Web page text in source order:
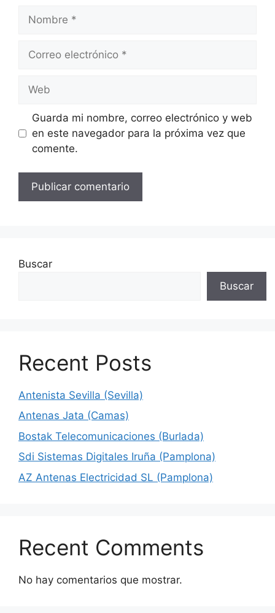
Nombre
Correo
Web
Guarda mi nombre, correo electrónico y web
en este navegador para la próxima vez que
comente.
Buscar
Buscar
Recent Posts
Antenista Sevilla (Sevilla)
Antenas Jata (Camas)
Bostak Telecomunicaciones (Burlada)
Sdi Sistemas Digitales Iruña (Pamplona)
AZ Antenas Electricidad SL (Pamplona)
Recent Comments
No hay comentarios que mostrar.